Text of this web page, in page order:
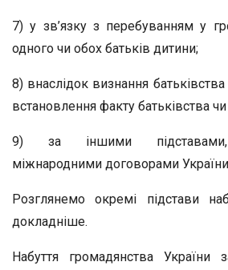
7) у зв’язку з перебуванням у
одного чи обох батьків дитини;
8) внаслідок визнання
встановлення факту батьківства
9) за іншими підставами,
міжнародними договорами
Розглянемо окремі підстави
докладніше.
Набуття громадянства